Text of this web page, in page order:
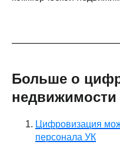
Больше о
недвижимости
Цифровизация
персонала УК